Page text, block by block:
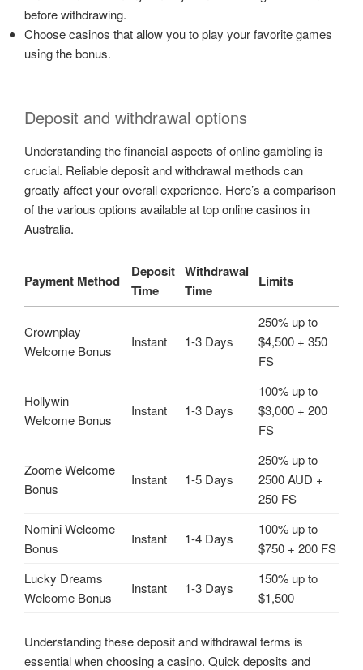
before withdrawing.
Choose casinos that allow you to play your favorite games
using the bonus.
Deposit and withdrawal options
Understanding the financial aspects of online gambling is
crucial. Reliable deposit and withdrawal methods can
greatly affect your overall experience. Here’s a comparison
of the various options available at top online casinos in
Australia.
Payment Method
Deposit
Time
Withdrawal
Time
Limits
Crownplay
Welcome Bonus
Instant 1-3 Days
250% up to
$4,500 + 350
FS
Hollywin
Welcome Bonus
Instant 1-3 Days
100% up to
$3,000 + 200
FS
Zoome Welcome
Bonus
Instant 1-5 Days
250% up to
2500 AUD +
250 FS
Nomini Welcome
Bonus
Instant 1-4 Days
100% up to
$750 + 200 FS
Lucky Dreams
Welcome Bonus
Instant 1-3 Days
150% up to
$1,500
Understanding these deposit and withdrawal terms is
essential when choosing a casino. Quick deposits and